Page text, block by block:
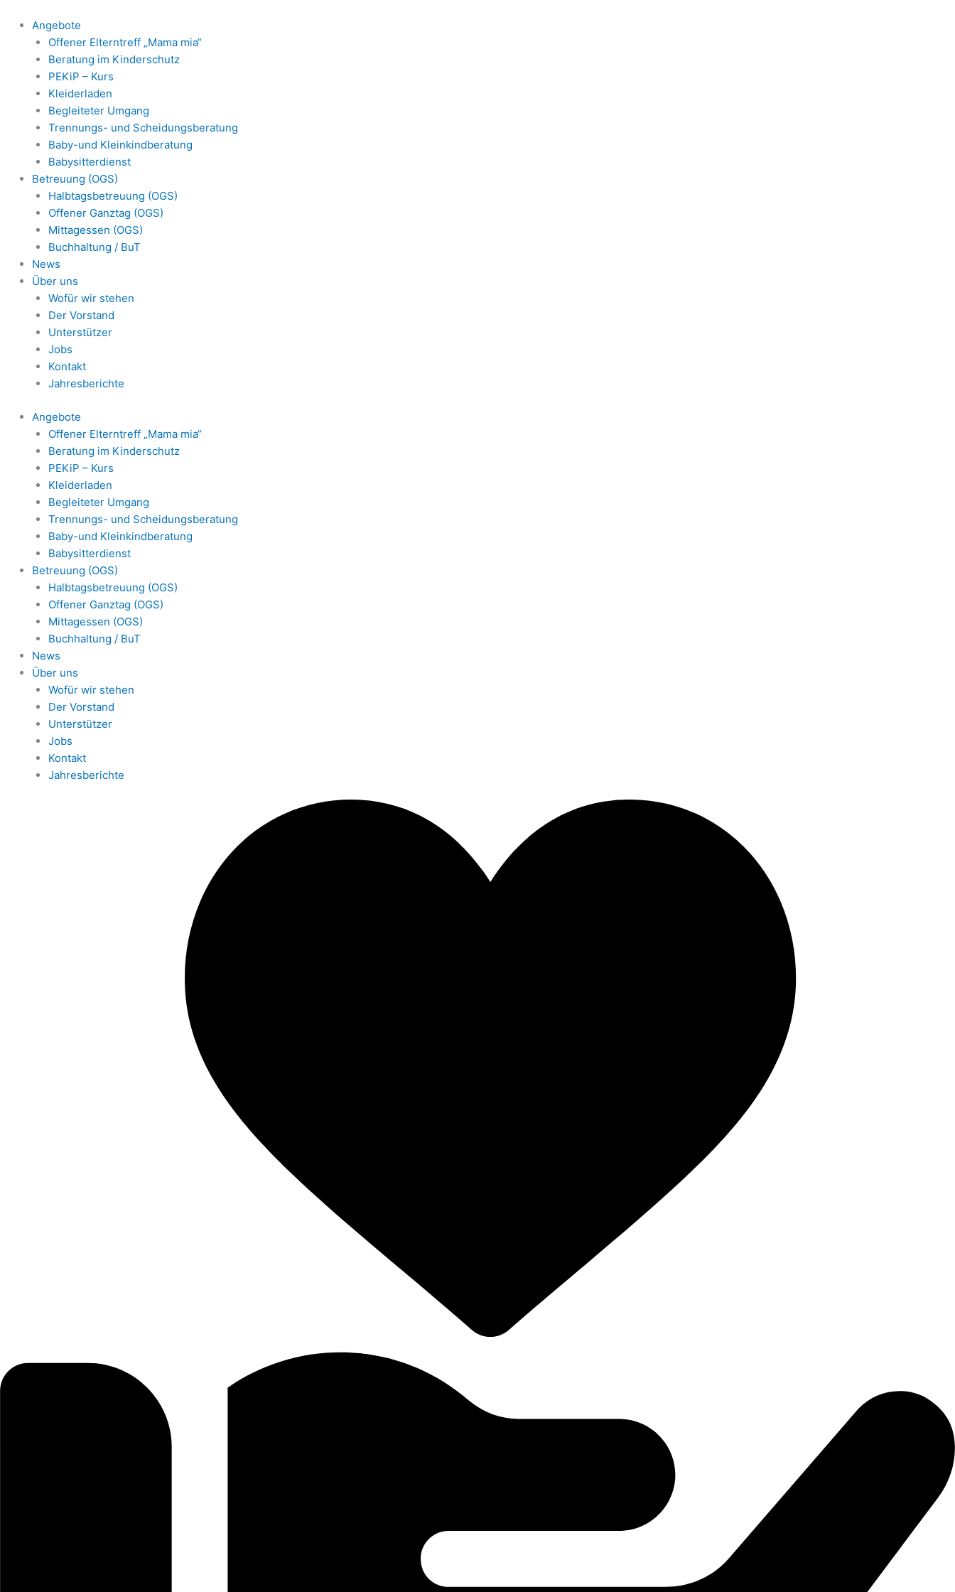
Inhalt
springen
Angebote
Offener Elterntreff „Mama mia“
Beratung im Kinderschutz
PEKiP – Kurs
Kleiderladen
Begleiteter Umgang
Trennungs- und Scheidungsberatung
Baby-und Kleinkindberatung
Babysitterdienst
Betreuung (OGS)
Halbtagsbetreuung (OGS)
Offener Ganztag (OGS)
Mittagessen (OGS)
Buchhaltung / BuT
News
Über uns
Wofür wir stehen
Der Vorstand
Unterstützer
Jobs
Kontakt
Jahresberichte
Angebote
Offener Elterntreff „Mama mia“
Beratung im Kinderschutz
PEKiP – Kurs
Kleiderladen
Begleiteter Umgang
Trennungs- und Scheidungsberatung
Baby-und Kleinkindberatung
Babysitterdienst
Betreuung (OGS)
Halbtagsbetreuung (OGS)
Offener Ganztag (OGS)
Mittagessen (OGS)
Buchhaltung / BuT
News
Über uns
Wofür wir stehen
Der Vorstand
Unterstützer
Jobs
Kontakt
Jahresberichte